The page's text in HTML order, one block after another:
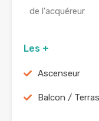
de l'acquéreur
Les +
Ascenseur
Balcon /